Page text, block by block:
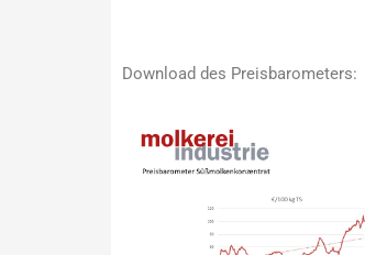
Download des Preisbarometers: